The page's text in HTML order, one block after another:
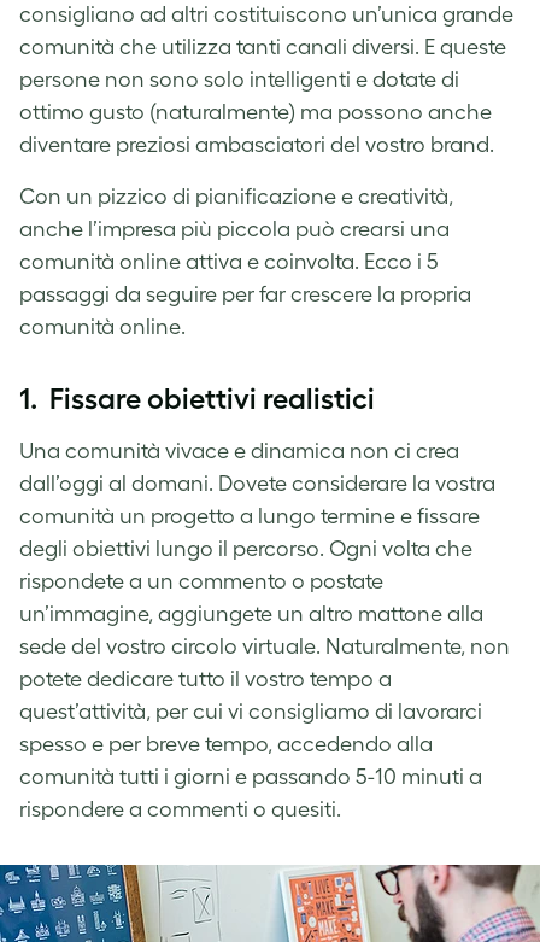
consigliano ad altri costituiscono un’unica grande
comunità che utilizza tanti canali diversi. E queste
persone non sono solo intelligenti e dotate di
ottimo gusto (naturalmente) ma possono anche
diventare preziosi ambasciatori del vostro brand.
Con un pizzico di pianificazione e creatività,
anche l’impresa più piccola può crearsi una
comunità online attiva e coinvolta. Ecco i 5
passaggi da seguire per far crescere la propria
comunità online.
1. Fissare obiettivi realistici
Una comunità vivace e dinamica non ci crea
dall’oggi al domani. Dovete considerare la vostra
comunità un progetto a lungo termine e fissare
degli obiettivi lungo il percorso. Ogni volta che
rispondete a un commento o postate
un’immagine, aggiungete un altro mattone alla
sede del vostro circolo virtuale. Naturalmente, non
potete dedicare tutto il vostro tempo a
quest’attività, per cui vi consigliamo di lavorarci
spesso e per breve tempo, accedendo alla
comunità tutti i giorni e passando 5-10 minuti a
rispondere a commenti o quesiti.